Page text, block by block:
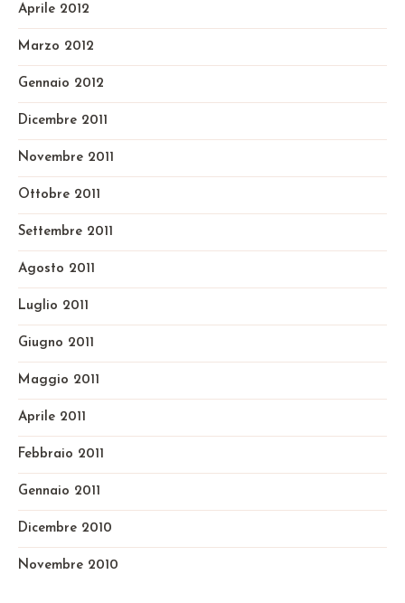
Aprile 2012
Marzo 2012
Gennaio 2012
Dicembre 2011
Novembre 2011
Ottobre 2011
Settembre 2011
Agosto 2011
Luglio 2011
Giugno 2011
Maggio 2011
Aprile 2011
Febbraio 2011
Gennaio 2011
Dicembre 2010
Novembre 2010